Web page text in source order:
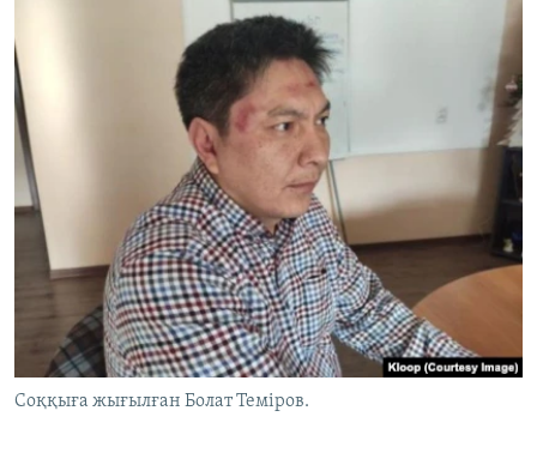
Соққыға жығылған Болат Теміров.